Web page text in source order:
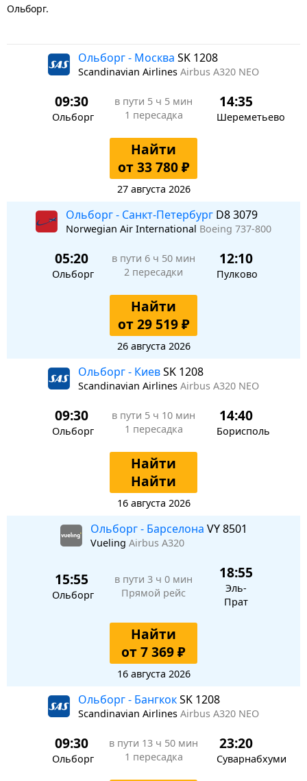
Ольборг.
Ольборг - Москва SK 1208
Scandinavian Airlines Airbus A320 NEO
09:30
Ольборг
в пути 5 ч 5 мин
1 пересадка
14:35
Шереметьево
Найти
от 33 780 ₽
27 августа 2026
Ольборг - Санкт-Петербург D8 3079
Norwegian Air International Boeing 737-800
05:20
Ольборг
в пути 6 ч 50 мин
2 пересадки
12:10
Пулково
Найти
от 29 519 ₽
26 августа 2026
Ольборг - КиевSK 1208
Scandinavian Airlines Airbus A320 NEO
09:30
Ольборг
в пути 5 ч 10 мин
1 пересадка
14:40
Борисполь
Найти
Найти
16 августа 2026
Ольборг - Барселона VY 8501
Vueling Airbus A320
15:55
Ольборг
в пути 3 ч 0 мин
Прямой рейс
18:55
Эль-
Прат
Найти
от 7 369 ₽
16 августа 2026
Ольборг - БангкокSK 1208
Scandinavian Airlines Airbus A320 NEO
09:30
Ольборг
в пути 13 ч 50 мин
1 пересадка
23:20
Суварнабхуми